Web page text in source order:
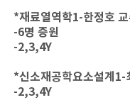
*재료열역학1-한정호 교
-6명 증원
-2,3,4Y
*신소재공학요소설계1-
-2,3,4Y